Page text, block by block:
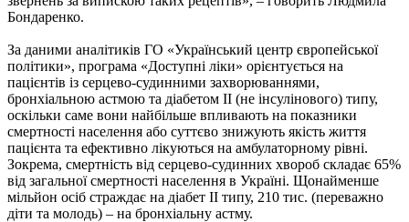
Бондаренко.
За даними аналітиків ГО «Український центр європейської
політики», програма «Доступні ліки» орієнтується на
пацієнтів із серцево-судинними захворюваннями,
бронхіальною астмою та діабетом ІІ (не інсулінового) типу,
оскільки саме вони найбільше впливають на показники
смертності населення або суттєво знижують якість життя
пацієнта та ефективно лікуються на амбулаторному рівні.
Зокрема, смертність від серцево-судинних хвороб складає 65%
від загальної смертності населення в Україні. Щонайменше
мільйон осіб страждає на діабет ІІ типу, 210 тис. (переважно
діти та молодь) – на бронхіальну астму.